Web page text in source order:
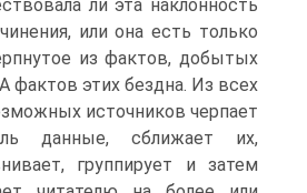
ли эта наклонность
или она есть только
из фактов, добытых
фактов этих бездна. Из всех
источников черпает
данные, сближает их,
группирует и затем